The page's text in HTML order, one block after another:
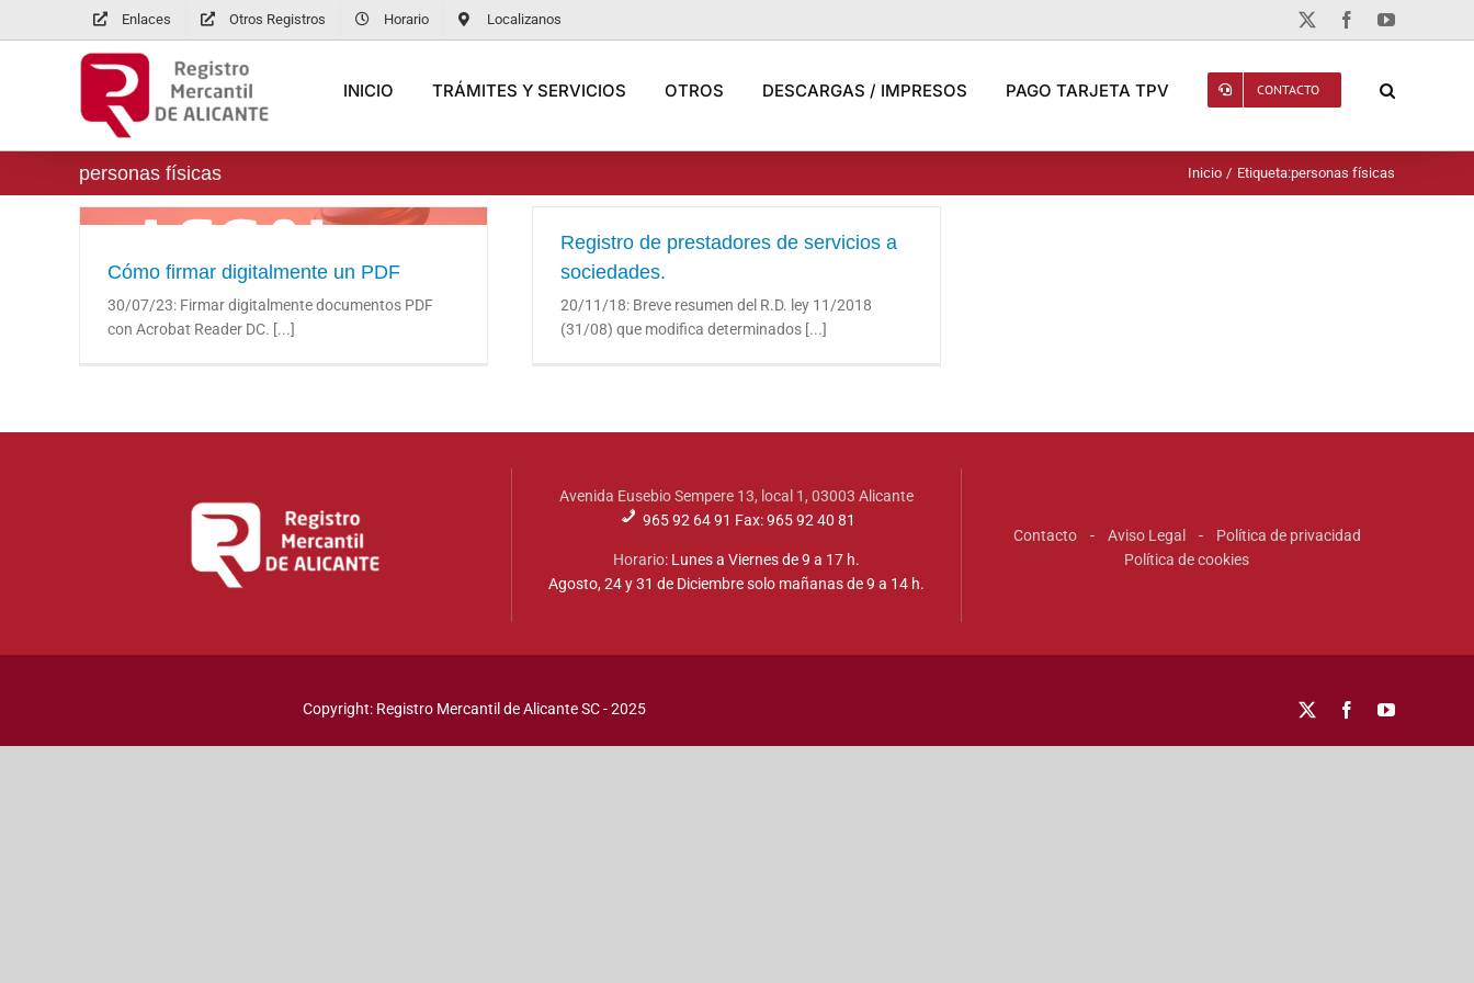
Enlaces Otros Registros Horario Localizanos FacebookYouTube
INICIO TRÁMITES Y SERVICIOS OTROS DESCARGAS / IMPRESOS PAGO TARJETA TPV CONTACTO
personas físicas Inicio Etiqueta:personas físicas
Cómo firmar digitalmente un PDF
Cómo firmar digitalmente un PDF
30/07/23: Firmar digitalmente documentos PDF
con Acrobat Reader DC. [...]
sociedades.
Registro de prestadores de servicios a
sociedades.
20/11/18: Breve resumen del R.D. ley 11/2018
(31/08) que modifica determinados [...]
Avenida Eusebio Sempere 13, local 1, 03003 Alicante
965 92 64 91 Fax: 965 92 40 81
Horario: Lunes a Viernes de 9 a 17 h.
Agosto, 24 y 31 de Diciembre solo mañanas de 9 a 14 h.
Contacto- Aviso Legal - Política de privacidad
Política de cookies
Copyright: Registro Mercantil de Alicante SC - 2025 FacebookYouTube